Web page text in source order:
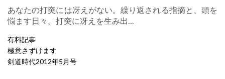
あなたの打突には冴えがない。繰り返される指摘と、頭を
悩ます日々。打突に冴えを生み出…
有料記事
極意さずけます
剣道時代2012年5月号